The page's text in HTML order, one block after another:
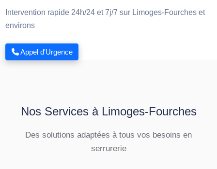
Intervention rapide 24h/24 et 7j/7 sur Limoges-Fourches et
environs
Appel d'Urgence
Nos Services à Limoges-Fourches
Des solutions adaptées à tous vos besoins en
serrurerie